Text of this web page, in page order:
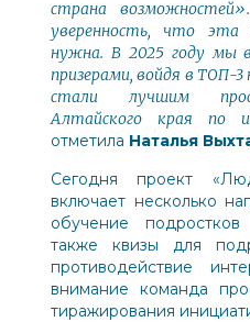
страна
уверенность, что эта
нужна. В 2025 году мы
призерами, войдя в ТОП-3
стали лучшим
Алтайского края по
отметила Наталья
Сегодня проект
включает несколько
обучение
также квизы для
противодействие
внимание команда
тиражирования